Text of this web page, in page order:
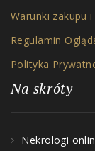
Warunki zakupu i
Regulamin
Polityka
Na skróty
Nekrologi